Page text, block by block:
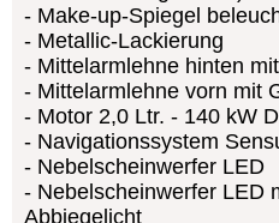
Make-up-Spiegel
Metallic-Lackierung
Mittelarmlehne hinten
Mittelarmlehne vorn mit
Motor 2,0 Ltr. - 140 kW
Navigationssystem
Nebelscheinwerfer LED
Nebelscheinwerfer LED
Abbiegelicht